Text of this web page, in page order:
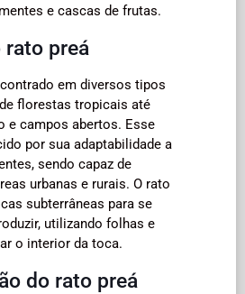
e cascas de frutas.
preá
em diversos tipos
florestas tropicais até
e campos abertos. Esse
por sua adaptabilidade a
sendo capaz de
urbanas e rurais. O rato
subterrâneas para se
utilizando folhas e
o interior da toca.
do rato preá